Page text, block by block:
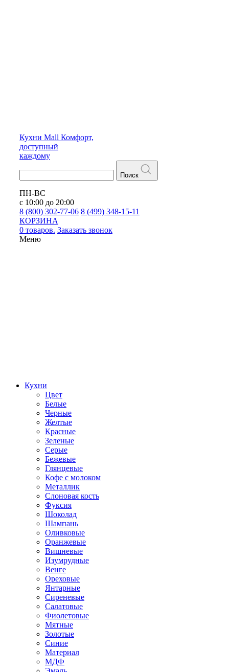
Кухни Mall Комфорт,
доступный
каждому
Поиск
ПН-ВС
с 10:00 до 20:00
8 (800) 302-77-06 8 (499) 348-15-11
КОРЗИНА
0 товаров. Заказать звонок
Меню
Кухни
Цвет
Белые
Черные
Желтые
Красные
Зеленые
Серые
Бежевые
Глянцевые
Кофе с молоком
Металлик
Слоновая кость
Фуксия
Шоколад
Шампань
Оливковые
Оранжевые
Вишневые
Изумрудные
Венге
Ореховые
Янтарные
Сиреневые
Салатовые
Фиолетовые
Мятные
Золотые
Синие
Материал
МДФ